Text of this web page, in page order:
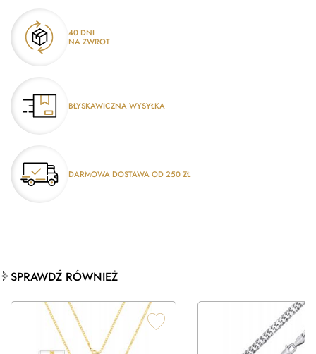
40 DNI
NA ZWROT
BŁYSKAWICZNA WYSYŁKA
DARMOWA DOSTAWA OD 250 ZŁ
SPRAWDŹ RÓWNIEŻ